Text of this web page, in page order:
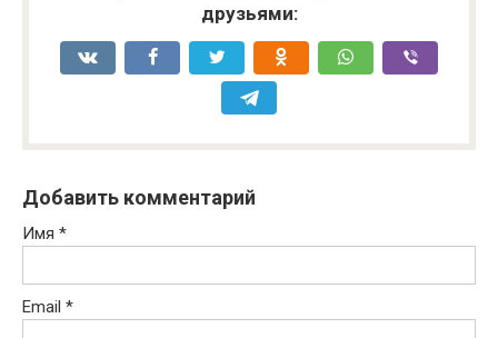
друзьями:
Добавить комментарий
Имя *
Email *